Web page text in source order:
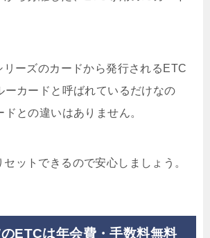
ーズのカードから発行されるETC
ーカードと呼ばれているだけなの
との違いはありません。
ットできるので安心しましょう。
ETCは年会費・手数料無料